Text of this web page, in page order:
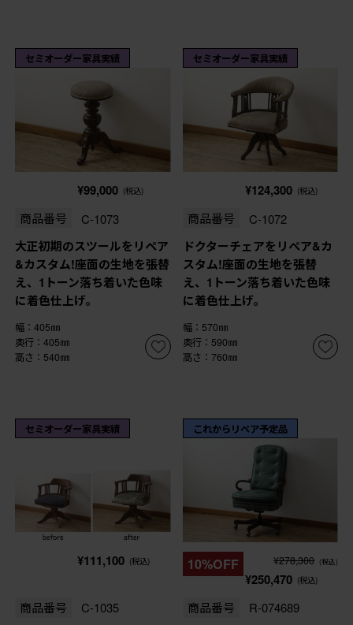
セミオーダー家具実績
¥99,000 (税込)
商品番号 C-1073
大正初期のスツールをリペア
&カスタム!座面の生地を張替
え、1トーン落ち着いた色味
に着色仕上げ。
幅：405㎜
奥行：405㎜
高さ：540㎜
セミオーダー家具実績
¥124,300 (税込)
商品番号 C-1072
ドクターチェアをリペア&カ
スタム!座面の生地を張替
え、1トーン落ち着いた色味
に着色仕上げ。
幅：570㎜
奥行：590㎜
高さ：760㎜
セミオーダー家具実績
¥111,100 (税込)
商品番号 C-1035
これからリペア予定品
10%OFF ¥278,300 (税込)
¥250,470 (税込)
商品番号 R-074689